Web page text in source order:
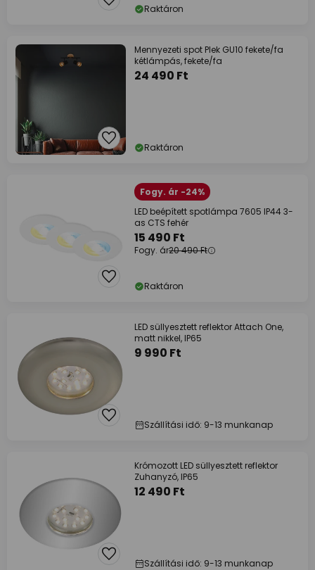
Raktáron
Mennyezeti spot Plek GU10 fekete/fa
kétlámpás, fekete/fa
24 490 Ft
Raktáron
Fogy. ár -24%
LED beépített spotlámpa 7605 IP44 3-
as CTS fehér
15 490 Ft
Fogy. ár20 490 Ft
Raktáron
LED süllyesztett reflektor Attach One,
matt nikkel, IP65
9 990 Ft
Szállítási idő: 9-13 munkanap
Krómozott LED süllyesztett reflektor
Zuhanyzó, IP65
12 490 Ft
Szállítási idő: 9-13 munkanap